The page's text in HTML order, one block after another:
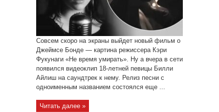
Совсем скоро на экраны выйдет новый фильм о
Джеймсе Бонде — картина режиссера Кэри
Фукунаги «Не время умирать». Ну а вчера в сети
появился видеоклип 18-летней певицы Билли
Айлиш на саундтрек к нему. Релиз песни с
одноименным названием состоялся еще ...
Читать далее »